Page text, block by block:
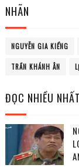
NHÃN
NGUYỄN GIA KIỂNG
TRẦN KHÁNH ÂN
ĐỌC NHIỀU NHẤT